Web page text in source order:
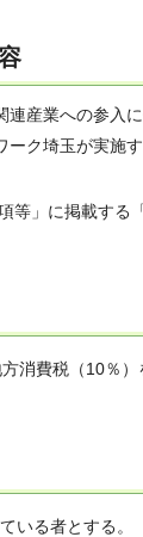
連産業への参入
ーク埼玉が実施
」に掲載する
消費税（10％
いる者とする。